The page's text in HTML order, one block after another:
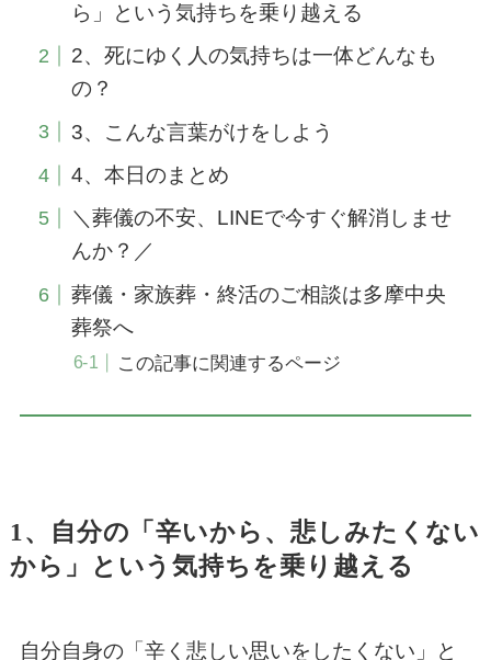
ら」という気持ちを乗り越える
2、死にゆく人の気持ちは一体どんなも
の？
3、こんな言葉がけをしよう
4、本日のまとめ
＼葬儀の不安、LINEで今すぐ解消しませ
んか？／
葬儀・家族葬・終活のご相談は多摩中央
葬祭へ
この記事に関連するページ
1、自分の「辛いから、悲しみたくない
から」という気持ちを乗り越える
自分自身の「辛く悲しい思いをしたくない」と